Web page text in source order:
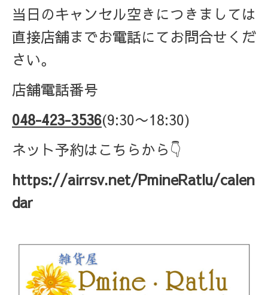
当日のキャンセル空きにつきましては
直接店舗までお電話にてお問合せくだ
さい。
店舗電話番号
048-423-3536(9:30〜18:30)
ネット予約はこちらから👇
https://airrsv.net/PmineRatlu/calen
dar